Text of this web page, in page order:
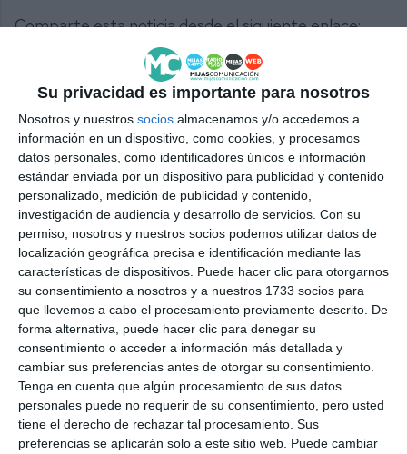
Su privacidad es importante para nosotros
Nosotros y nuestros socios almacenamos y/o accedemos a
información en un dispositivo, como cookies, y procesamos
datos personales, como identificadores únicos e información
estándar enviada por un dispositivo para publicidad y contenido
personalizado, medición de publicidad y contenido,
investigación de audiencia y desarrollo de servicios. Con su
permiso, nosotros y nuestros socios podemos utilizar datos de
localización geográfica precisa e identificación mediante las
características de dispositivos. Puede hacer clic para otorgarnos
su consentimiento a nosotros y a nuestros 1733 socios para
que llevemos a cabo el procesamiento previamente descrito. De
forma alternativa, puede hacer clic para denegar su
consentimiento o acceder a información más detallada y
cambiar sus preferencias antes de otorgar su consentimiento.
Tenga en cuenta que algún procesamiento de sus datos
personales puede no requerir de su consentimiento, pero usted
tiene el derecho de rechazar tal procesamiento. Sus
preferencias se aplicarán solo a este sitio web. Puede cambiar
Comparte esta noticia desde el siguiente enlace:
https://mijascom.com/?a=36065
RUTA TAPA LAGUNAS CORTE AUTOR MIJAS